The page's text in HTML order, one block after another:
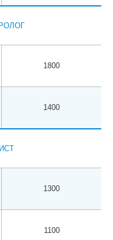
1800
1400
1300
1100